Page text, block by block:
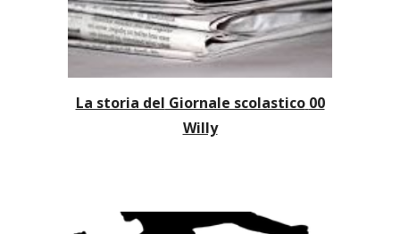
La storia del Giornale scolastico 00
Willy